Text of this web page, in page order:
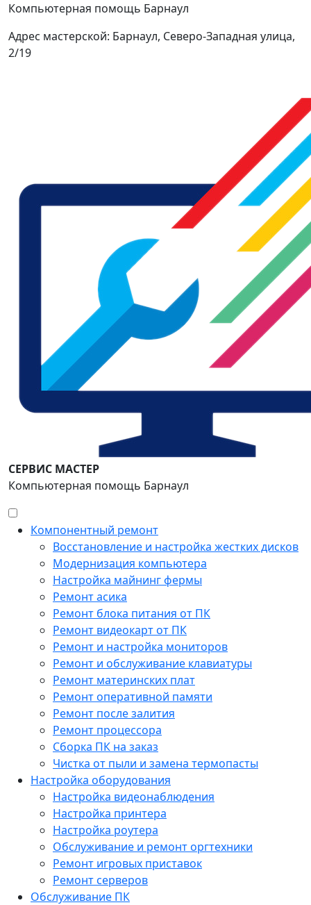
Компьютерная помощь Барнаул
Адрес мастерской: Барнаул, Северо-Западная улица,
2/19
СЕРВИС МАСТЕР
Компьютерная помощь Барнаул
Компонентный ремонт
Восстановление и настройка жестких дисков
Модернизация компьютера
Настройка майнинг фермы
Ремонт асика
Ремонт блока питания от ПК
Ремонт видеокарт от ПК
Ремонт и настройка мониторов
Ремонт и обслуживание клавиатуры
Ремонт материнских плат
Ремонт оперативной памяти
Ремонт после залития
Ремонт процессора
Сборка ПК на заказ
Чистка от пыли и замена термопасты
Настройка оборудования
Настройка видеонаблюдения
Настройка принтера
Настройка роутера
Обслуживание и ремонт оргтехники
Ремонт игровых приставок
Ремонт серверов
Обслуживание ПК